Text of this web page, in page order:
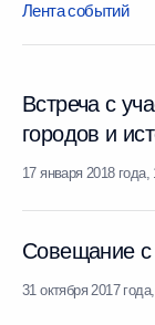
Лента событий
Встреча с
городов и
17 января 2018 года,
Совещание с
31 октября 2017